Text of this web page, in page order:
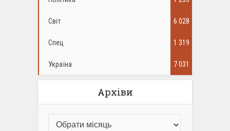
Світ 6 028
Спец 1 319
Україна 7 031
Архіви